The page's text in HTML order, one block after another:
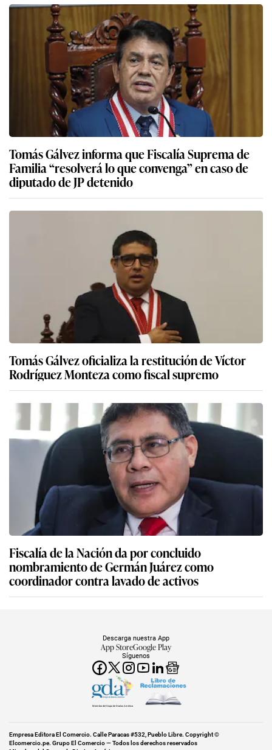
Tomás Gálvez informa que Fiscalía Suprema de
Familia “resolverá lo que convenga” en caso de
diputado de JP detenido
Tomás Gálvez oficializa la restitución de Víctor
Rodríguez Monteza como fiscal supremo
Fiscalía de la Nación da por concluido
nombramiento de Germán Juárez como
coordinador contra lavado de activos
Síguenos
Descarga nuestra App
App StoreGoogle Play
Miembro del Grupo de Diarios América
Empresa Editora El Comercio. Calle Paracas #532, Pueblo Libre. Copyright ©
Elcomercio.pe. Grupo El Comercio — Todos los derechos reservados